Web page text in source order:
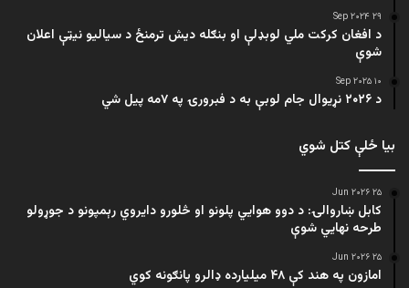
۲۹ Sep ۲۰۲۴
د افغان کرکت ملي لوبډلې او بنګله دیش ترمنځ د سیالیو نیټې اعلان
شوې
۱۰ Sep ۲۰۲۵
د ۲۰۲۶ نړیوال جام لوبې به د فبرورۍ په ۷مه پیل شي
بیا ځلې کتل شوي
۲۵ Jun ۲۰۲۶
کابل ښاروالۍ: د دوو هوايي پلونو او څلورو دایروي رېمپونو د جوړولو
طرحه نهایي شوې
۲۵ Jun ۲۰۲۶
امازون په هند کې ۴۸ میلیارده ډالرو پانګونه کوي